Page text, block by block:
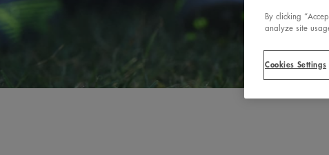
By clicking
analyze site
Cookies Settings